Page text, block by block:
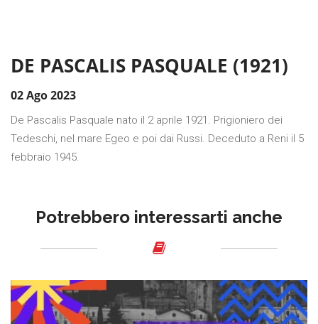
DE PASCALIS PASQUALE (1921)
02 Ago 2023
De Pascalis Pasquale nato il 2 aprile 1921. Prigioniero dei
Tedeschi, nel mare Egeo e poi dai Russi. Deceduto a Reni il 5
febbraio 1945.
Potrebbero interessarti anche